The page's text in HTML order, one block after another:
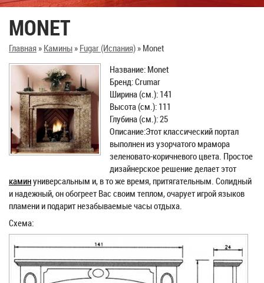
MONET
Главная» Камины» Fugar (Испания)» Monet
Название: Monet
Бренд: Crumar
Ширина (см.): 141
Высота (см.): 111
Глубина (см.): 25
Описание:Этот классический портал
выполнен из узорчатого мрамора
зеленовато-коричневого цвета. Простое
дизайнерское решение делает этот
каминуниверсальным и, в то же время, притягательным. Солидный
и надежный, он обогреет Вас своим теплом, очарует игрой языков
пламени и подарит незабываемые часы отдыха.
Схема: